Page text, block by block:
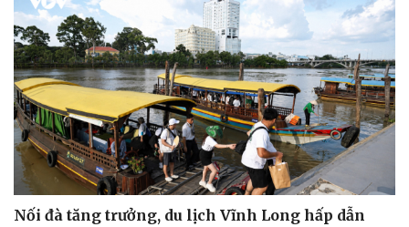
Nối đà tăng trưởng, du lịch Vĩnh Long hấp dẫn